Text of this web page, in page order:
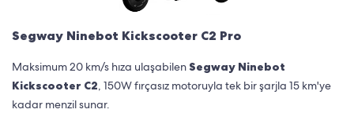
Segway Ninebot Kickscooter C2 Pro
Maksimum 20 km/s hıza ulaşabilen Segway Ninebot
Kickscooter C2, 150W fırçasız motoruyla tek bir şarjla 15 km'ye
kadar menzil sunar.